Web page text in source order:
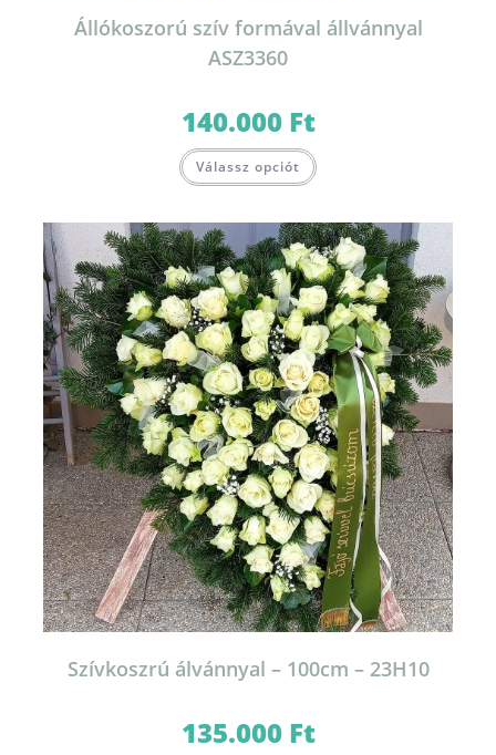
Állókoszorú szív formával állvánnyal
ASZ3360
140.000 Ft
Válassz opciót
Szívkoszrú álvánnyal – 100cm – 23H10
135.000 Ft